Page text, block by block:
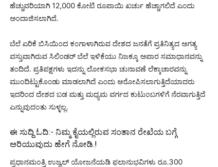
ಹೆಚ್ಚುವರಿಯಾಗಿ 12,000 ಕೋಟಿ ರೂಪಾಯಿ ಖರ್ಚು ಹೆಚ್ಚಾಗಲಿದೆ ಎಂದು
ಅಂದಾಜಿಸಲಾಗಿದೆ.
ಬೆಲೆ ಏರಿಕೆ ಬಿಸಿಯಿಂದ ಕಂಗಾಳಾಗಿರುವ ದೇಶದ ಜನತೆಗೆ ಪ್ರತಿನಿತ್ಯದ ಅಗತ್ಯ
ವಸ್ತುವಾಗಿರುವ ಸಿಲಿಂಡರ್ ಬೆಲೆ ಇಳಿಕೆಯು ನಿಜಕ್ಕೂ ಅಪಾರ ಸಮಾಧಾನವನ್ನು
ತಂದಿದೆ. ಪ್ರತಿಪಕ್ಷಗಳು ಇದನ್ನು ಲೋಕಸಭಾ ಚುನಾವಣೆ ಲೆಕ್ಕಾಚಾರವನ್ನು
ಮುಂದಿಟ್ಟುಕೊಂಡು ಮಾಡಲಾಗಿದೆ ಎಂದು ಆರೋಪಿಸಲಾಗುತ್ತಿದೆಯಾದರು
ಇದರಿಂದ ದೇಶದ ಬಡ ಮತ್ತು ಮಧ್ಯಮ ವರ್ಗದ ಕುಟುಂಬಗಳಿಗೆ ನೆರವಾಗುತ್ತಿದೆ
ಎನ್ನುವುದಂತು ಸುಳ್ಳಲ್ಲ.
ಈ ಸುದ್ದಿ ಓದಿ:- ನಿಮ್ಮ ಕೈಯಲ್ಲಿರುವ ಸಂತಾನ ರೇಖೆಯ ಬಗ್ಗೆ
ಅರಿಯುವುದು ಹೇಗೆ ನೋಡಿ.!
ಪ್ರಧಾನಮಂತ್ರಿ ಉಜ್ವಲ್ ಯೋಜನೆಯಡಿ ಫಲಾನುಭವಿಗಳು ರೂ.300